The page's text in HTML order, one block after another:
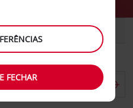
COMERCIAIS
FECHAR